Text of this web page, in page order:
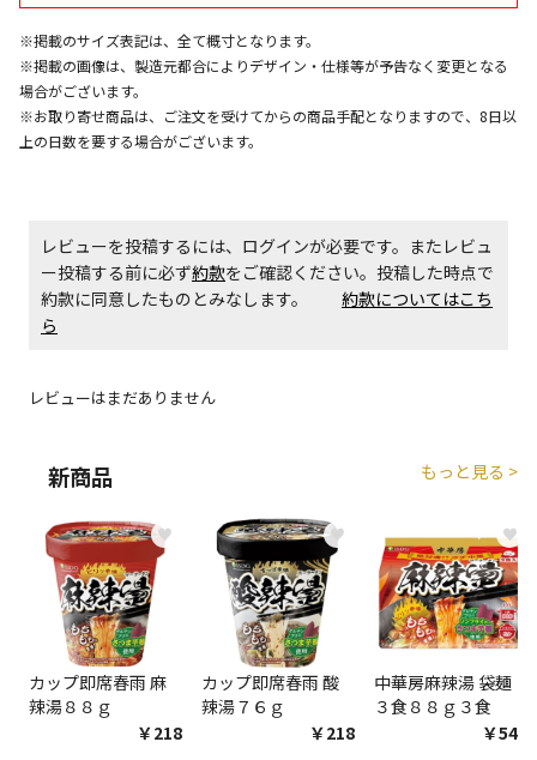
エアコンの取付工事が必要な商品です。別途費用が発
生する場合がございます。
商品購入個数ごとに送料がかかる商品です
※掲載のサイズ表記は、全て概寸となります。
※掲載の画像は、製造元都合によりデザイン・仕様等が予告なく変更となる
場合がございます。
※お取り寄せ商品は、ご注文を受けてからの商品手配となりますので、8日以
上の日数を要する場合がございます。
レビューを投稿するには、ログインが必要です。またレビュ
ー投稿する前に必ず約款をご確認ください。投稿した時点で
約款に同意したものとみなします。 約款についてはこち
ら
レビューはまだありません
新商品 もっと見る >
♥
カップ即席春雨 麻
辣湯８８ｇ
￥218
♥
カップ即席春雨 酸
辣湯７６ｇ
￥218
♥
中華房麻辣湯 袋麺
３食８８ｇ３食
￥548